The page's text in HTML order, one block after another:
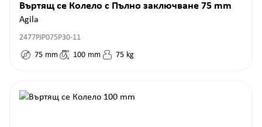
Въртящ се Колело с Пълно заключване 75 mm
Agila
2477PJP075P30-11
75 mm 100 mm 75 kg